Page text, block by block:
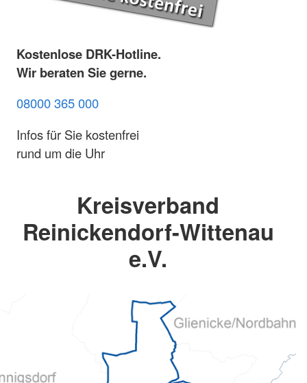
Kostenlose DRK-Hotline.
Wir beraten Sie gerne.
08000 365 000
Infos für Sie kostenfrei
rund um die Uhr
Kreisverband
Reinickendorf-Wittenau
e.V.